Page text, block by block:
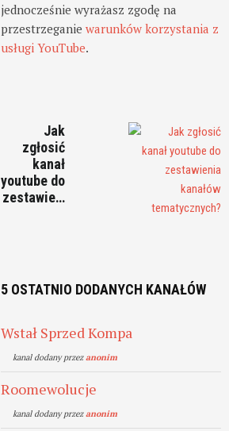
jednocześnie wyrażasz zgodę na
przestrzeganiewarunków korzystania z
usługi YouTube.
Jak
zgłosić
kanał
youtube do
zestawie…
5 OSTATNIO DODANYCH KANAŁÓW
Wstał Sprzed Kompa
kanal dodany przezanonim
Roomewolucje
kanal dodany przezanonim